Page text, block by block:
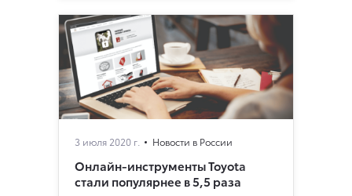
3 июля 2020 г. Новости в России
Онлайн-инструменты Toyota
стали популярнее в 5,5 раза